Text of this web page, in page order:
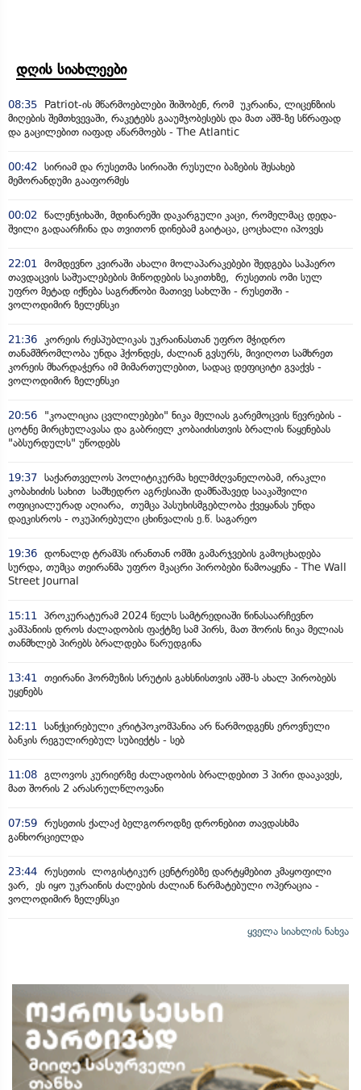
დღის სიახლეები
08:35
Patriot-ის მწარმოებლები შიშობენ, რომ უკრაინა, ლიცენზიის
მიღების შემთხვევაში, რაკეტებს გააუმჯობესებს და მათ აშშ-ზე სწრაფად
და გაცილებით იაფად აწარმოებს - The Atlantic
00:42
სირიამ და რუსეთმა სირიაში რუსული ბაზების შესახებ
მემორანდუმი გააფორმეს
00:02
წალენჯიხაში, მდინარეში დაკარგული კაცი, რომელმაც დედა-
შვილი გადაარჩინა და თვითონ დინებამ გაიტაცა, ცოცხალი იპოვეს
22:01
მომდევნო კვირაში ახალი მოლაპარაკებები შედგება საჰაერო
თავდაცვის საშუალებების მიწოდების საკითხზე, რუსეთის ომი სულ
უფრო მეტად იქნება საგრძნობი მათივე სახლში - რუსეთში -
ვოლოდიმირ ზელენსკი
21:36
კორეის რესპუბლიკას უკრაინასთან უფრო მჭიდრო
თანამშრომლობა უნდა ჰქონდეს, ძალიან გვსურს, მივიღოთ სამხრეთ
კორეის მხარდაჭერა იმ მიმართულებით, სადაც დეფიციტი გვაქვს -
ვოლოდიმირ ზელენსკი
20:56
"კოალიცია ცვლილებები" ნიკა მელიას გარემოცვის წევრების -
ცოტნე მირცხულავასა და გაბრიელ კობაიძისთვის ბრალის წაყენებას
"აბსურდულს" უწოდებს
19:37 საქართველოს პოლიტიკურმა ხელმძღვანელობამ, ირაკლი
კობახიძის სახით სამხედრო აგრესიაში დამნაშავედ სააკაშვილი
ოფიციალურად აღიარა, თუმცა პასუხისმგებლობა ქვეყანას უნდა
დაეკისროს - ოკუპირებული ცხინვალის ე.წ. საგარეო
19:36 დონალდ ტრამპს ირანთან ომში გამარჯვების გამოცხადება
სურდა, თუმცა თეირანმა უფრო მკაცრი პირობები წამოაყენა - The Wall
Street Journal
15:11
პროკურატურამ 2024 წელს სამტრედიაში წინასაარჩევნო
კამპანიის დროს ძალადობის ფაქტზე სამ პირს, მათ შორის ნიკა მელიას
თანმხლებ პირებს ბრალდება წარუდგინა
13:41
თეირანი ჰორმუზის სრუტის გახსნისთვის აშშ-ს ახალ პირობებს
უყენებს
12:11
სანქცირებული კრიტპოკომპანია არ წარმოდგენს ეროვნული
ბანკის რეგულირებულ სუბიექტს - სებ
11:08 გლოვოს კურიერზე ძალადობის ბრალდებით 3 პირი დააკავეს,
მათ შორის 2 არასრულწლოვანი
07:59 რუსეთის ქალაქ ბელგოროდზე დრონებით თავდასხმა
განხორციელდა
23:44 რუსეთის ლოგისტიკურ ცენტრებზე დარტყმებით კმაყოფილი
ვარ, ეს იყო უკრაინის ძალების ძალიან წარმატებული ოპერაცია -
ვოლოდიმირ ზელენსკი
ყველა სიახლის ნახვა